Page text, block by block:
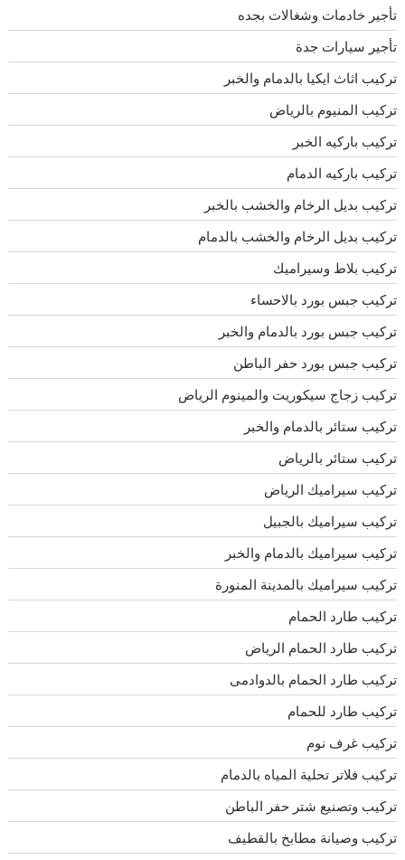
تأجير خادمات وشغالات بجده
تأجير سيارات جدة
تركيب اثاث ايكيا بالدمام والخبر
تركيب المنيوم بالرياض
تركيب باركيه الخبر
تركيب باركيه الدمام
تركيب بديل الرخام والخشب بالخبر
تركيب بديل الرخام والخشب بالدمام
تركيب بلاط وسيراميك
تركيب جبس بورد بالاحساء
تركيب جبس بورد بالدمام والخبر
تركيب جبس بورد حفر الباطن
تركيب زجاج سيكوريت والمينوم الرياض
تركيب ستائر بالدمام والخبر
تركيب ستائر بالرياض
تركيب سيراميك الرياض
تركيب سيراميك بالجبيل
تركيب سيراميك بالدمام والخبر
تركيب سيراميك بالمدينة المنورة
تركيب طارد الحمام
تركيب طارد الحمام الرياض
تركيب طارد الحمام بالدوادمى
تركيب طارد للحمام
تركيب غرف نوم
تركيب فلاتر تحلية المياه بالدمام
تركيب وتصنيع شتر حفر الباطن
تركيب وصيانة مطابخ بالقطيف